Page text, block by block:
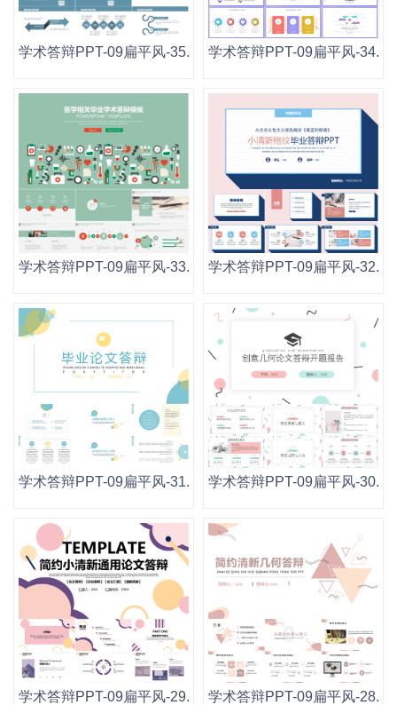
学术答辩PPT-09扁平风-35.pptx学术答辩PPT-09扁平风-
学术答辩PPT-09扁平风-33.pptx学术答辩PPT-09扁平风-
学术答辩PPT-09扁平风-31.pptx学术答辩PPT-09扁平风-
学术答辩PPT-09扁平风-29.pptx学术答辩PPT-09扁平风-